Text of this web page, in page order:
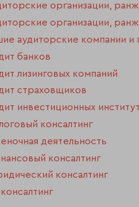
организации,
организации,
аудиторские компании и
банков
лизинговых компаний
страховщиков
инвестиционных
консалтинг
деятельность
консалтинг
консалтинг